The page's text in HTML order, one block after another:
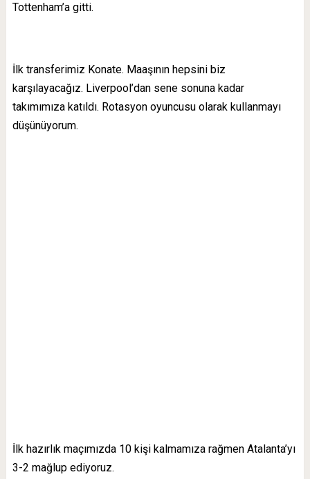
Tottenham’a gitti.
İlk transferimiz Konate. Maaşının hepsini biz
karşılayacağız. Liverpool’dan sene sonuna kadar
takımımıza katıldı. Rotasyon oyuncusu olarak kullanmayı
düşünüyorum.
İlk hazırlık maçımızda 10 kişi kalmamıza rağmen Atalanta’yı
3-2 mağlup ediyoruz.